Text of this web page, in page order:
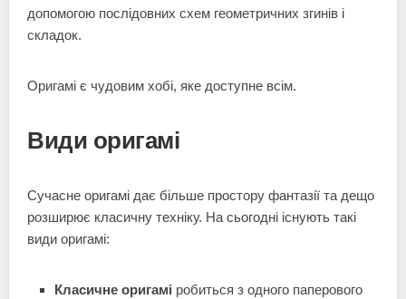
допомогою послідовних схем геометричних згинів і
складок.
Оригамі є чудовим хобі, яке доступне всім.
Види оригамі
Сучасне оригамі дає більше простору фантазії та дещо
розширює класичну техніку. На сьогодні існують такі
види оригамі:
Класичне оригамі робиться з одного паперового